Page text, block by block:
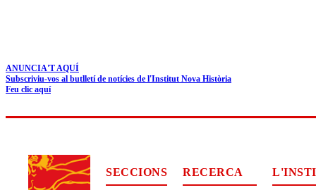
ANUNCIA'T AQUÍ
Subscriviu-vos al butlletí de notícies de l'Institut Nova Història
Feu clic aquí
SECCIONS RECERCA